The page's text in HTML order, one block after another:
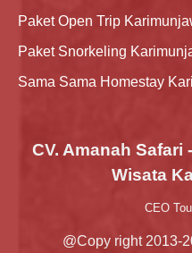
Paket Open Trip
Paket Snorkeling
Sama Sama Homestay
CV. Amanah Safari
Wisata
CEO
@Copy right 2013-